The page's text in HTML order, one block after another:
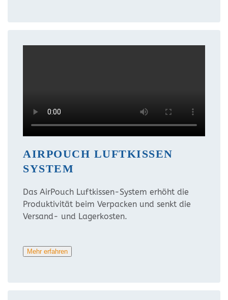
AIRPOUCH LUFTKISSEN
SYSTEM
Das AirPouch Luftkissen-System erhöht die
Produktivität beim Verpacken und senkt die
Versand- und Lagerkosten.
Mehr erfahren